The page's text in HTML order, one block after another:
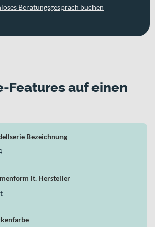
Beratungsgespräch buchen
Features auf einen
Bezeichnung
lt. Hersteller